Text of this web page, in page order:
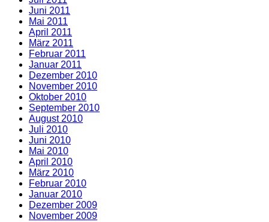
Juni 2011
Mai 2011
April 2011
März 2011
Februar 2011
Januar 2011
Dezember 2010
November 2010
Oktober 2010
September 2010
August 2010
Juli 2010
Juni 2010
Mai 2010
April 2010
März 2010
Februar 2010
Januar 2010
Dezember 2009
November 2009